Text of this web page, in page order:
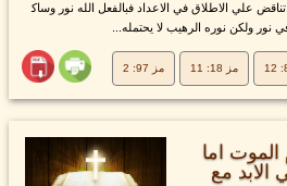
علي الاطلاق في الاعداد فبالفعل الله نور وساك
نور ولكن نوره الرهيب لا يحتمله...
مز 18: 11 مز 97: 2
اما
الابد مع